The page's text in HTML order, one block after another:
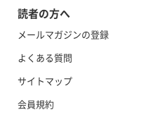
読者の方へ
メールマガジンの登録
よくある質問
サイトマップ
会員規約